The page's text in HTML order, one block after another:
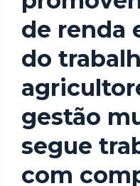
de renda
do
gestão
segue
com